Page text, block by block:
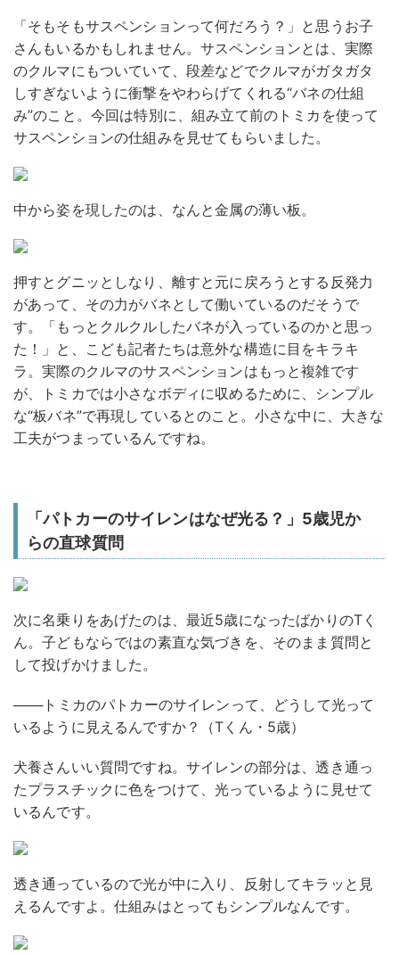
「そもそもサスペンションって何だろう？」と思うお子
さんもいるかもしれません。サスペンションとは、実際
のクルマにもついていて、段差などでクルマがガタガタ
しすぎないように衝撃をやわらげてくれる“バネの仕組
み”のこと。今回は特別に、組み立て前のトミカを使って
サスペンションの仕組みを見せてもらいました。
中から姿を現したのは、なんと金属の薄い板。
押すとグニッとしなり、離すと元に戻ろうとする反発力
があって、その力がバネとして働いているのだそうで
す。「もっとクルクルしたバネが入っているのかと思っ
た！」と、こども記者たちは意外な構造に目をキラキ
ラ。実際のクルマのサスペンションはもっと複雑です
が、トミカでは小さなボディに収めるために、シンプル
な“板バネ”で再現しているとのこと。小さな中に、大きな
工夫がつまっているんですね。
「パトカーのサイレンはなぜ光る？」5歳児か
らの直球質問
次に名乗りをあげたのは、最近5歳になったばかりのTく
ん。子どもならではの素直な気づきを、そのまま質問と
して投げかけました。
───トミカのパトカーのサイレンって、どうして光って
いるように見えるんですか？（Tくん・5歳）
犬養さんいい質問ですね。サイレンの部分は、透き通っ
たプラスチックに色をつけて、光っているように見せて
いるんです。
透き通っているので光が中に入り、反射してキラッと見
えるんですよ。仕組みはとってもシンプルなんです。